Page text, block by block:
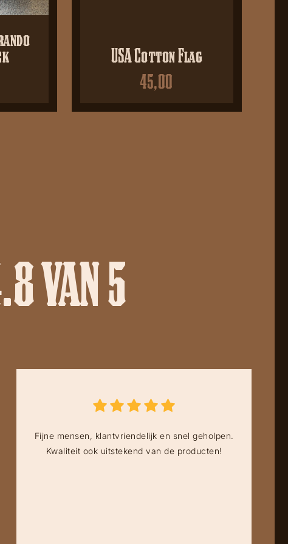
USA Cotton Flag
45,00
VAN 5
Fijne mensen, klantvriendelijk en snel geholpen.
Kwaliteit ook uitstekend van de producten!